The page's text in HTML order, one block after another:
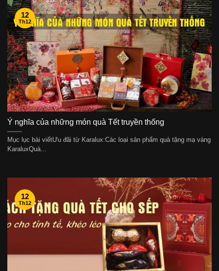
Ý nghĩa của những món quà Tết truyền thống
Mục lục bài viếtƯu đãi từ Karalux:Các loại sản phẩm quà tặng mạ vàng
KaraluxQuà...
12
Th12
12
Th12